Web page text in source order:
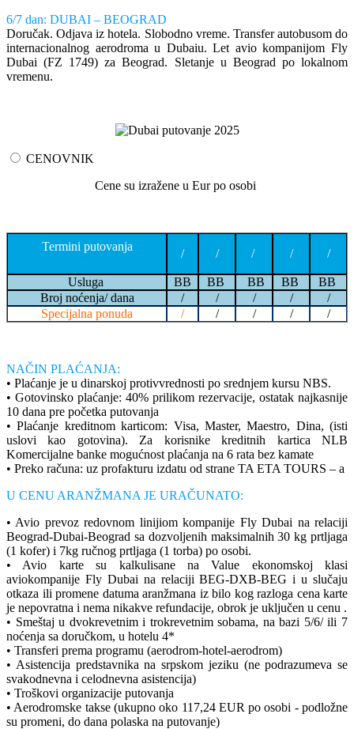
6/7 dan: DUBAI – BEOGRAD
Doručak. Odjava iz hotela. Slobodno vreme. Transfer autobusom do
internacionalnog aerodroma u Dubaiu. Let avio kompanijom Fly
Dubai (FZ 1749) za Beograd. Sletanje u Beograd po lokalnom
vremenu.
CENOVNIK
Cene su izražene u Eur po osobi
Termini putovanja
/ / / / /
Usluga BB BB BB BB
BB
Broj noćenja/ dana
/ / / /
/
Specijalna ponuda
/ / / / /
NAČIN PLAĆANJA:
• Plaćanje je u dinarskoj protivvrednosti po srednjem kursu NBS.
• Gotovinsko plaćanje: 40% prilikom rezervacije, ostatak najkasnije
10 dana pre početka putovanja
• Plaćanje kreditnom karticom: Visa, Master, Maestro, Dina, (isti
uslovi kao gotovina). Za korisnike kreditnih kartica NLB
Komercijalne banke mogućnost plaćanja na 6 rata bez kamate
• Preko računa: uz profakturu izdatu od strane TA ETA TOURS – a
U CENU ARANŽMANA JE URAČUNATO:
• Avio prevoz redovnom linijiom kompanije Fly Dubai na relaciji
Beograd-Dubai-Beograd sa dozvoljenih maksimalnih 30 kg prtljaga
(1 kofer) i 7kg ručnog prtljaga (1 torba) po osobi.
• Avio karte su kalkulisane na Value ekonomskoj klasi
aviokompanije Fly Dubai na relaciji BEG-DXB-BEG i u slučaju
otkaza ili promene datuma aranžmana iz bilo kog razloga cena karte
je nepovratna i nema nikakve refundacije, obrok je uključen u cenu .
• Smeštaj u dvokrevetnim i trokrevetnim sobama, na bazi 5/6/ ili 7
noćenja sa doručkom, u hotelu 4*
• Transferi prema programu (aerodrom-hotel-aerodrom)
• Asistencija predstavnika na srpskom jeziku (ne podrazumeva se
svakodnevna i celodnevna asistencija)
• Troškovi organizacije putovanja
• Aerodromske takse (ukupno oko 117,24 EUR po osobi - podložne
su promeni, do dana polaska na putovanje)